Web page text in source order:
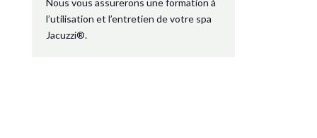
l’utilisation et l’entretien de votre spa
Jacuzzi®.